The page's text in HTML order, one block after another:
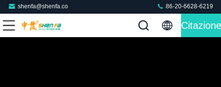
shenfa@shenfa.co 86-20-6628-6219
Citazione